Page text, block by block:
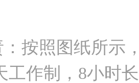
按照图纸所示
工作制，8小时